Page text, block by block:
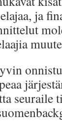
ja
seuraile